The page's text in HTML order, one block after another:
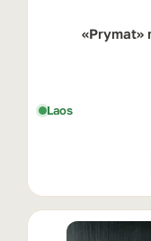
«Prymat»
Laos